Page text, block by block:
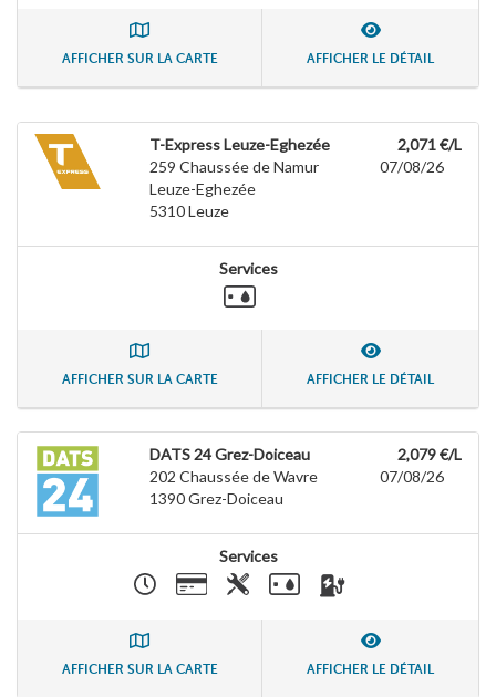
AFFICHER SUR LA CARTE AFFICHER LE DÉTAIL
T-Express Leuze-Eghezée
259 Chaussée de Namur
Leuze-Eghezée
5310Leuze
2,071 €/L
07/08/26
Services
AFFICHER SUR LA CARTE AFFICHER LE DÉTAIL
DATS 24 Grez-Doiceau
202 Chaussée de Wavre
1390Grez-Doiceau
2,079 €/L
07/08/26
Services
AFFICHER SUR LA CARTE AFFICHER LE DÉTAIL